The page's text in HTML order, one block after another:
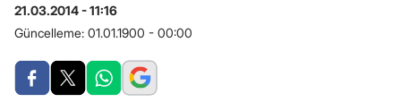
21.03.2014 - 11:16
Güncelleme: 01.01.1900 - 00:00